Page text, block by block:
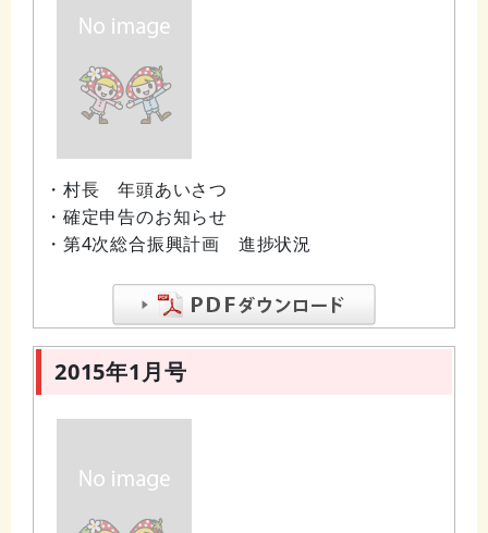
・村長 年頭あいさつ
・確定申告のお知らせ
・第4次総合振興計画 進捗状況
2015年1月号